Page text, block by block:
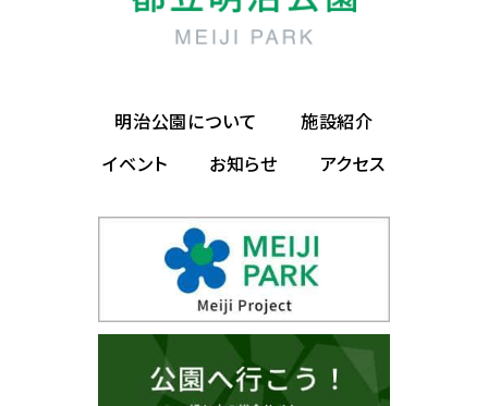
明治公園について
施設紹介
イベント
お知らせ アクセス